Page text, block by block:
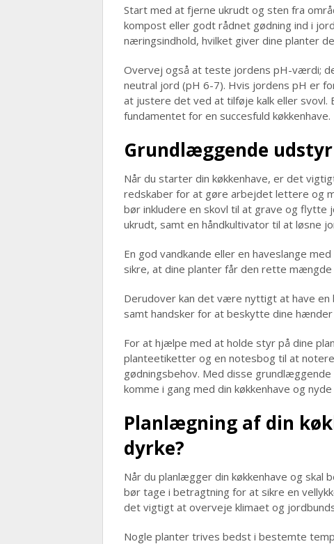
Start med at fjerne ukrudt og sten fra
kompost eller godt rådnet gødning ind i
næringsindhold, hvilket giver dine planter
Overvej også at teste jordens pH-værdi;
neutral jord (pH 6-7). Hvis jordens pH er
at justere det ved at tilføje kalk eller
fundamentet for en succesfuld køkkenhave.
Grundlæggende
Når du starter din køkkenhave, er det
redskaber for at gøre arbejdet lettere og
bør inkludere en skovl til at grave og
ukrudt, samt en håndkultivator til at løsne
En god vandkande eller en haveslange
sikre, at dine planter får den rette mængde
Derudover kan det være nyttigt at have
samt handsker for at beskytte dine
For at hjælpe med at holde styr på dine
planteetiketter og en notesbog til at
gødningsbehov. Med disse
komme i gang med din køkkenhave og
Planlægning af din
dyrke?
Når du planlægger din køkkenhave og skal
bør tage i betragtning for at sikre en
det vigtigt at overveje klimaet og
Nogle planter trives bedst i bestemte